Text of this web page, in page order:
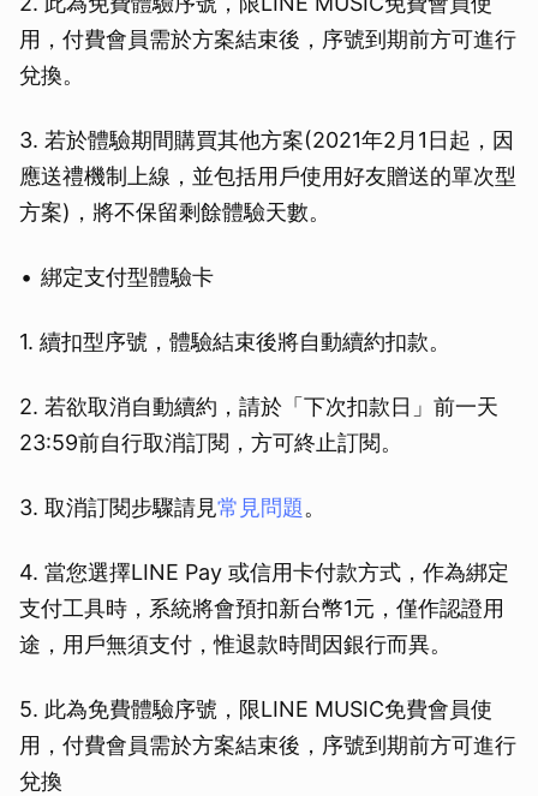
用，付費會員需於方案結束後，序號到期前方可進行
兌換。
3. 若於體驗期間購買其他方案(2021年2月1日起，因
應送禮機制上線，並包括用戶使用好友贈送的單次型
方案)，將不保留剩餘體驗天數。
綁定支付型體驗卡
1. 續扣型序號，體驗結束後將自動續約扣款。
2. 若欲取消自動續約，請於「下次扣款日」前一天
23:59前自行取消訂閱，方可終止訂閱。
3. 取消訂閱步驟請見常見問題。
4. 當您選擇LINE Pay 或信用卡付款方式，作為綁定
支付工具時，系統將會預扣新台幣1元，僅作認證用
途，用戶無須支付，惟退款時間因銀行而異。
5. 此為免費體驗序號，限LINE MUSIC免費會員使
用，付費會員需於方案結束後，序號到期前方可進行
兌換